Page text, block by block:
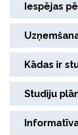
Iespējas
Kādas ir
Studiju